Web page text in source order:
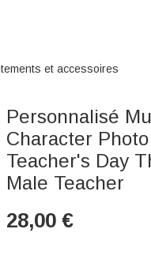
et accessoires
Personnalisé
Character
Teacher's Day
Male Teacher
28,00 €